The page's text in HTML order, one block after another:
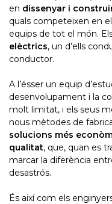
en dissenyar i
quals competeixen en
equips de tot el món.
elèctrics, un d’ells
conductor.
A l’ésser un equip
desenvolupament i la
molt limitat, i els seus
nous mètodes de
solucions més
qualitat, que, quan es
marcar la diferència
desastrós.
És així com els